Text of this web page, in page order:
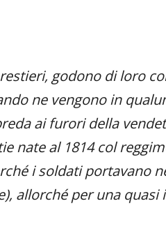
godono di loro
ne vengono in
ai furori della
nate al 1814 col
i soldati portavano
allorché per una